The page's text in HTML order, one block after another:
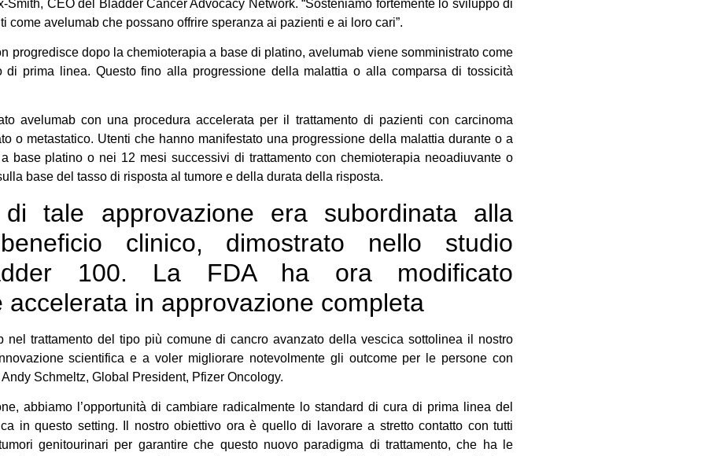
Smith, CEO del Bladder Cancer Advocacy Network. “Sosteniamo fortemente lo sviluppo di
come avelumab che possano offrire speranza ai pazienti e ai loro cari”.
progredisce dopo la chemioterapia a base di platino, avelumab viene somministrato come
di prima linea. Questo fino alla progressione della malattia o alla comparsa di tossicità
avelumab con una procedura accelerata per il trattamento di pazienti con carcinoma
o metastatico. Utenti che hanno manifestato una progressione della malattia durante o a
base platino o nei 12 mesi successivi di trattamento con chemioterapia neoadiuvante o
base del tasso di risposta al tumore e della durata della risposta.
tale approvazione era subordinata alla
clinico, dimostrato nello studio
100. La FDA ha ora modificato
accelerata in approvazione completa
nel trattamento del tipo più comune di cancro avanzato della vescica sottolinea il nostro
scientifica e a voler migliorare notevolmente gli outcome per le persone con
Schmeltz, Global President, Pfizer Oncology.
abbiamo l’opportunità di cambiare radicalmente lo standard di cura di prima linea del
in questo setting. Il nostro obiettivo ora è quello di lavorare a stretto contatto con tutti
genitourinari per garantire che questo nuovo paradigma di trattamento, che ha le